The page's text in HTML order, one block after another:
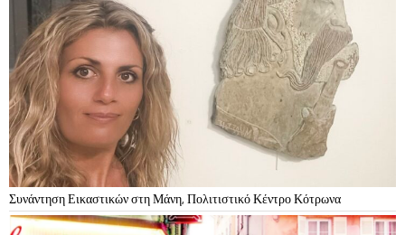
Συνάντηση Εικαστικών στη Μάνη, Πολιτιστικό Κέντρο Κότρωνα